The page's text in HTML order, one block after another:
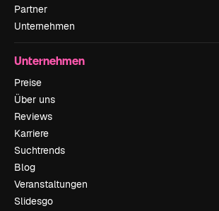
Partner
Unternehmen
Unternehmen
Preise
Über uns
Reviews
Karriere
Suchtrends
Blog
Veranstaltungen
Slidesgo